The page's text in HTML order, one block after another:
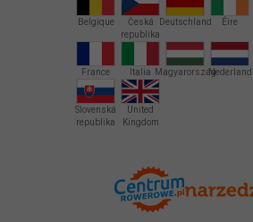
Belgique
Česká
republika
Deutschland Éire
France Italia MagyarországNederland
Slovenská
republika
United
Kingdom